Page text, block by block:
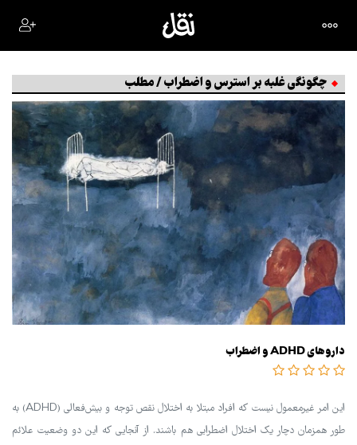
چگونگی غلبه بر استرس و اضطراب / مطلب
داروهای ADHD و اضطراب
این امر غیرمعمول نیست که افراد مبتلا به اختلال نقص توجه و بیش‌فعالی (ADHD) به
طور همزمان دچار یک اختلال اضطرابی هم باشند. از آنجایی که این دو وضعیت علائم